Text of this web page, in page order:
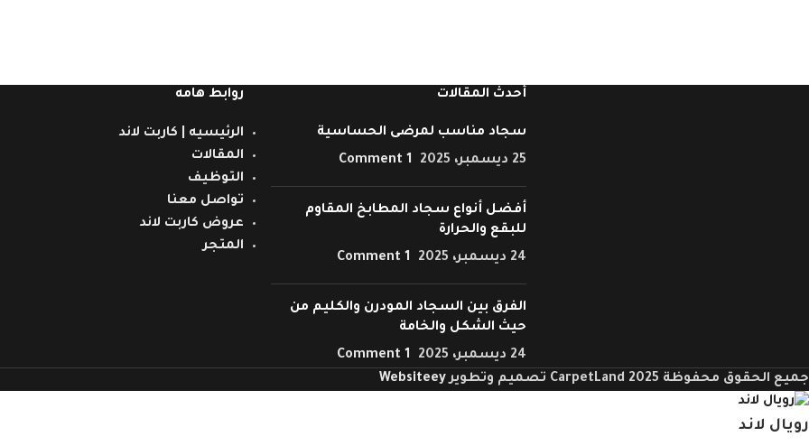
أحدث المقالات
سجاد مناسب لمرضى الحساسية
25 ديسمبر، 2025
1 Comment
أفضل أنواع سجاد المطابخ المقاوم
للبقع والحرارة
24 ديسمبر، 2025
1 Comment
الفرق بين السجاد المودرن والكليم من
حيث الشكل والخامة
24 ديسمبر، 2025
1 Comment
روابط هامه
الرئيسيه | كاربت لاند
المقالات
التوظيف
تواصل معنا
عروض كاربت لاند
المتجر
جميع الحقوق محفوظة CarpetLand 2025 تصميم وتطوير Websiteey
رويال لاند